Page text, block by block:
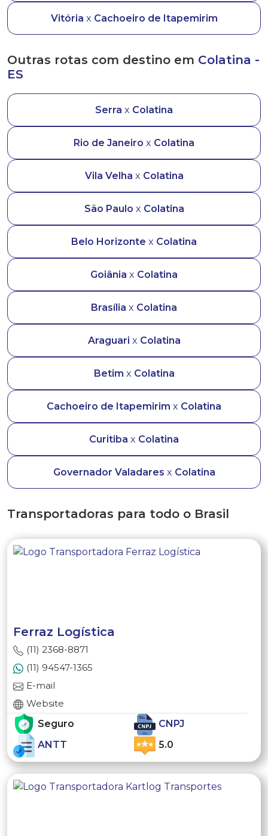
Vitória x Cachoeiro de Itapemirim
Outras rotas com destino em Colatina -
ES
Serra x Colatina
Rio de Janeiro x Colatina
Vila Velha x Colatina
São Paulo x Colatina
Belo Horizonte x Colatina
Goiânia x Colatina
Brasília x Colatina
Araguari x Colatina
Betim x Colatina
Cachoeiro de Itapemirim x Colatina
Curitiba x Colatina
Governador Valadares x Colatina
Transportadoras para todo o Brasil
Ferraz Logística
(11) 2368-8871
(11) 94547-1365
E-mail
Website
Seguro
CNPJ
ANTT
5.0